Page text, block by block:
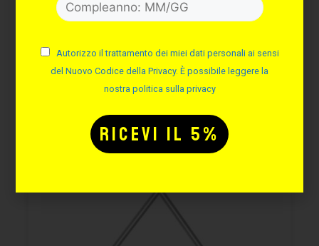
Potrebbe interessarti
Autorizzo il trattamento dei miei dati personali ai sensi
del Nuovo Codice della Privacy. È possibile leggere la
nostra politica sulla privacy